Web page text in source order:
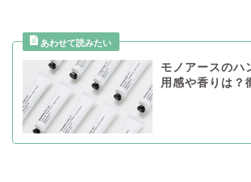
モノアースのハ
用感や香りは？